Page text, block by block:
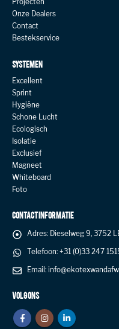
Projecten
Onze Dealers
Contact
Bestekservice
SYSTEMEN
Excellent
Sprint
Hygiëne
Schone Lucht
Ecologisch
Isolatie
Exclusief
Magneet
Whiteboard
Foto
CONTACT INFORMATIE
Adres: Dieselweg 9, 3752
Telefoon: +31 (0)33 247
Email:
VOLG ONS